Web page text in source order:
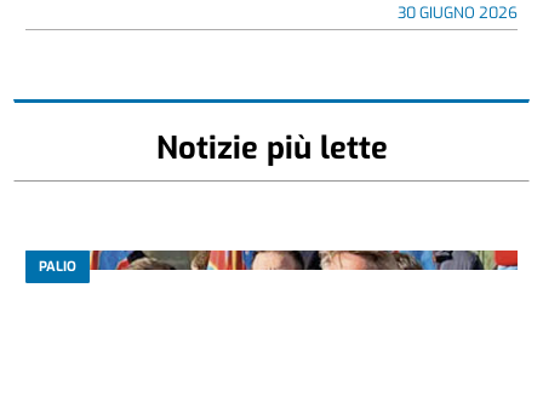
30 GIUGNO 2026
Notizie più lette
PALIO